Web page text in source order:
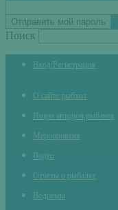
Поиск
Вход/Регистрация
О сайте рыбхоз
Ищем авторов рыбаков
Мероприятия
Видео
Отчеты о рыбалке
Водоемы